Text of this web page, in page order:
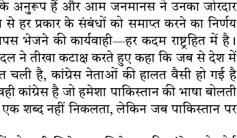
के अनुरूप हैं और आम जनमानस ने उनका जोरदार
हर प्रकार के संबंधों को समाप्त करने का निर्णय
भेजने की कार्यवाही—हर कदम राष्ट्रहित में है।
ने तीखा कटाक्ष करते हुए कहा कि जब से देश में
चली है, कांग्रेस नेताओं की हालत वैसी हो गई है
कांग्रेस है जो हमेशा पाकिस्तान की भाषा बोलती
शब्द नहीं निकलता, लेकिन जब पाकिस्तान पर